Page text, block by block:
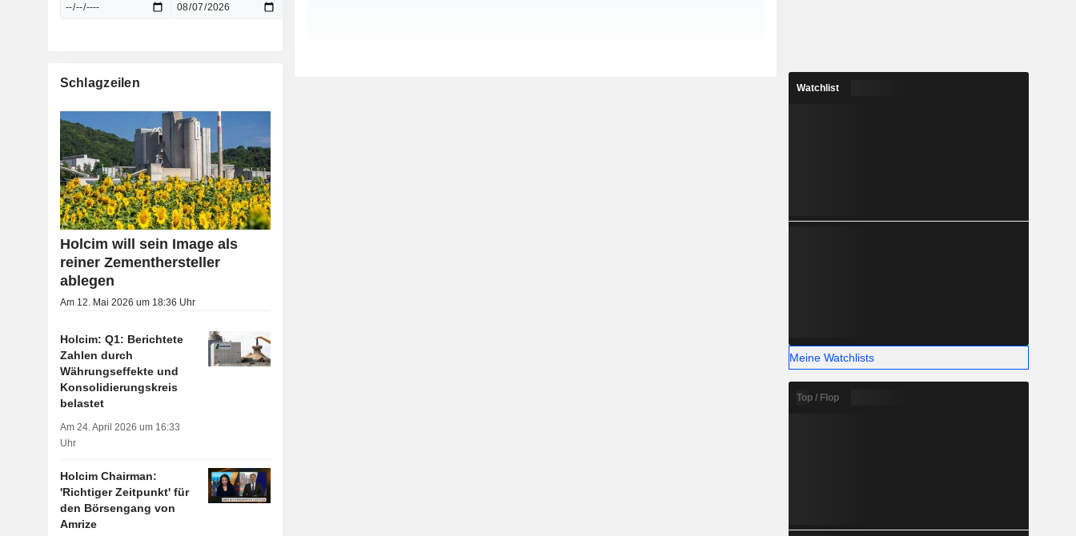
Schlagzeilen
Holcim will sein Image als
reiner Zementhersteller
ablegen
Am 12. Mai 2026 um 18:36 Uhr
Holcim: Q1: Berichtete
Zahlen durch
Währungseffekte und
Konsolidierungskreis
belastet
Am 24. April 2026 um 16:33
Uhr
Holcim Chairman:
'Richtiger Zeitpunkt' für
den Börsengang von
Amrize
Watchlist
Meine Watchlists
Top / Flop